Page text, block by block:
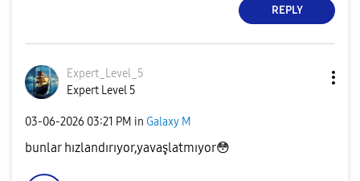
REPLY
Expert_Level_5
Expert Level 5
‎03-06-2026 03:21 PM in Galaxy M
bunlar hızlandırıyor,yavaşlatmıyor😳